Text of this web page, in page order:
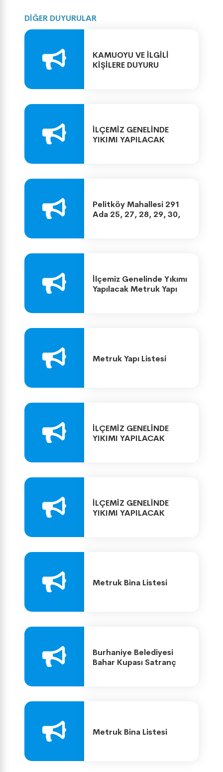
DİĞER DUYURULAR
KAMUOYU VE İLGİLİ
KİŞİLERE DUYURU
İLÇEMİZ GENELİNDE
YIKIMI YAPILACAK
Pelitköy Mahallesi 291
Ada 25, 27, 28, 29, 30,
İlçemiz Genelinde Yıkımı
Yapılacak Metruk Yapı
Metruk Yapı Listesi
İLÇEMİZ GENELİNDE
YIKIMI YAPILACAK
İLÇEMİZ GENELİNDE
YIKIMI YAPILACAK
Metruk Bina Listesi
Burhaniye Belediyesi
Bahar Kupası Satranç
Metruk Bina Listesi